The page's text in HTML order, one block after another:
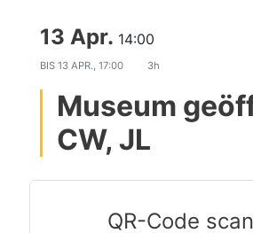
13 Apr. 14:00
BIS 13 APR., 17:00 3h
Museum
CW, JL
QR-Code